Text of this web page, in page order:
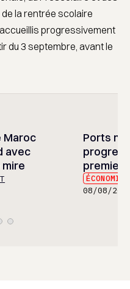
la rentrée scolaire
progressivement
du 3 septembre, avant le
Maroc
avec
mire
Ports
premier
08/08/